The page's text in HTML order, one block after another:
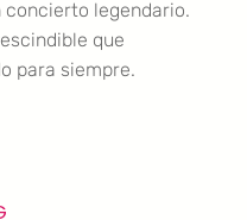
concierto legendario.
que
para siempre.